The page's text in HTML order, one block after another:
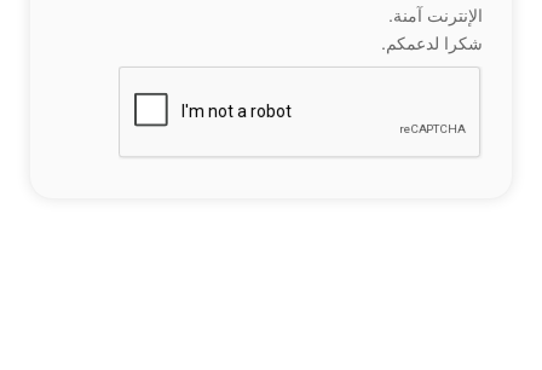
الإنترنت آمنة.
شكرا لدعمكم.